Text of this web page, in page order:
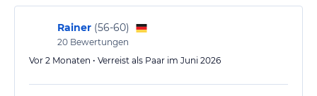
Rainer (56-60)
20 Bewertungen
Vor 2 Monaten • Verreist als Paar im Juni 2026